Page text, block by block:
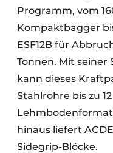
Programm, vom
Kompaktbagger
ESF12B für
Tonnen. Mit seiner
kann dieses
Stahlrohre bis zu
hinaus liefert
Sidegrip-Blöcke.